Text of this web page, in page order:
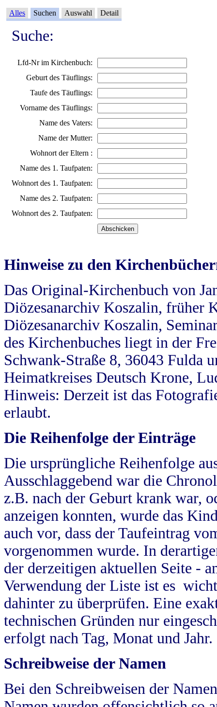
Alles Suchen Auswahl Detail
Suche:
Lfd-Nr im Kirchenbuch:
Geburt des Täuflings:
Taufe des Täuflings:
Vorname des Täuflings:
Name des Vaters:
Name der Mutter:
Wohnort der Eltern :
Name des 1. Taufpaten:
Wohnort des 1. Taufpaten:
Name des 2. Taufpaten:
Wohnort des 2. Taufpaten:
Hinweise zu den
Das Original-Kirchenbuch von
Diözesanarchiv Koszalin, früher
Diözesanarchiv Koszalin,
des Kirchenbuches liegt in der
Schwank-Straße 8, 36043 Fulda
Heimatkreises Deutsch Krone,
Hinweis: Derzeit ist das
erlaubt.
Die Reihenfolge der Einträge
Die ursprüngliche Reihenfolge
Ausschlaggebend war die
z.B. nach der Geburt krank war,
anzeigen konnten, wurde das
auch vor, dass der Taufeintrag
vorgenommen wurde. In
der derzeitigen aktuellen Seite -
Verwendung der Liste ist es
dahinter zu überprüfen. Eine
technischen Gründen nur
erfolgt nach Tag, Monat und Jahr.
Schreibweise der Namen
Bei den Schreibweisen der